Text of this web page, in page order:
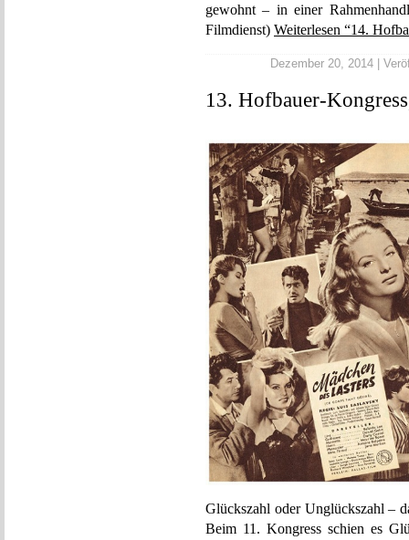
gewohnt – in einer
Filmdienst) Weiterlesen “14.
Dezember 20, 2014 |
13. Hofbauer-
Glückszahl oder Unglückszahl –
Beim 11. Kongress schien es